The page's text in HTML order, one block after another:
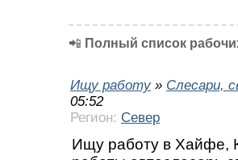
📲 Полный список
Ищу работу » Слесари,
05:52
Регион: Север
Ищу работу в Хайфе,